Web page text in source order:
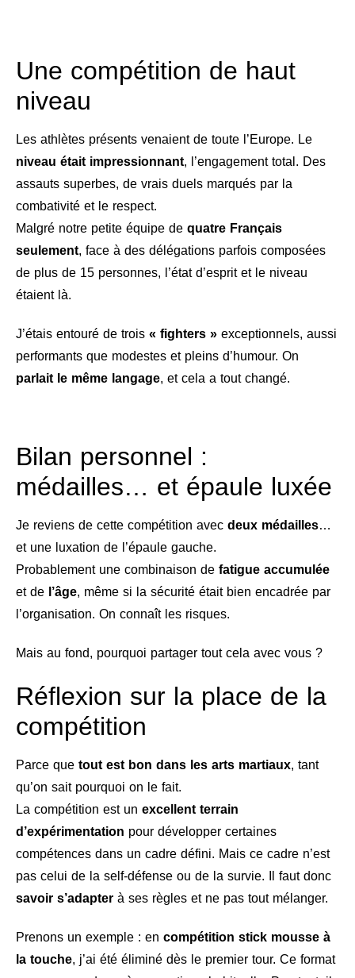
Une compétition de haut
niveau
Les athlètes présents venaient de toute l’Europe. Le
niveau était impressionnant, l’engagement total. Des
assauts superbes, de vrais duels marqués par la
combativité et le respect.
Malgré notre petite équipe de quatre Français
seulement, face à des délégations parfois composées
de plus de 15 personnes, l’état d’esprit et le niveau
étaient là.
J’étais entouré de trois « fighters » exceptionnels, aussi
performants que modestes et pleins d’humour. On
parlait le même langage, et cela a tout changé.
Bilan personnel :
médailles… et épaule luxée
Je reviens de cette compétition avec deux médailles…
et une luxation de l’épaule gauche.
Probablement une combinaison de fatigue accumulée
et de l’âge, même si la sécurité était bien encadrée par
l’organisation. On connaît les risques.
Mais au fond, pourquoi partager tout cela avec vous ?
Réflexion sur la place de la
compétition
Parce que tout est bon dans les arts martiaux, tant
qu’on sait pourquoi on le fait.
La compétition est un excellent terrain
d’expérimentation pour développer certaines
compétences dans un cadre défini. Mais ce cadre n’est
pas celui de la self-défense ou de la survie. Il faut donc
savoir s’adapter à ses règles et ne pas tout mélanger.
Prenons un exemple : en compétition stick mousse à
la touche, j’ai été éliminé dès le premier tour. Ce format